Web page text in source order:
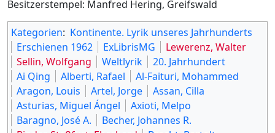
Besitzerstempel: Manfred Hering, Greifswald
Kategorien: Kontinente. Lyrik unseres Jahrhunderts
Erschienen 1962
ExLibrisMG
Lewerenz, Walter
Sellin, Wolfgang
Weltlyrik
20. Jahrhundert
Ai Qing
Alberti, Rafael
Al-Faituri, Mohammed
Aragon, Louis
Artel, Jorge
Assan, Cilla
Asturias, Miguel Ángel
Axioti, Melpo
Baragno, José A.
Becher, Johannes R.